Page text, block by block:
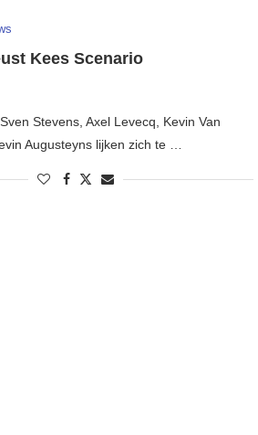
Kees Scenario
Stevens, Axel Levecq, Kevin Van
Augusteyns lijken zich te …